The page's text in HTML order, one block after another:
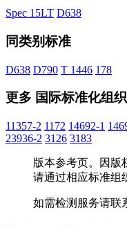
Spec 15LT D638
同类别标准
D638 D790 T 1446 178
更多 国际标准化组
11357-2 1172 14692-1
23936-2 3126 3183
版本参考页。因版
请通过相应标准组
如需检测服务请联